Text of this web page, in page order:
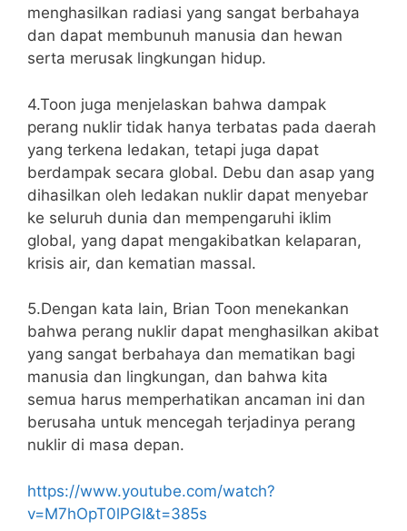
menghasilkan radiasi yang sangat berbahaya
dan dapat membunuh manusia dan hewan
serta merusak lingkungan hidup.
4.Toon juga menjelaskan bahwa dampak
perang nuklir tidak hanya terbatas pada daerah
yang terkena ledakan, tetapi juga dapat
berdampak secara global. Debu dan asap yang
dihasilkan oleh ledakan nuklir dapat menyebar
ke seluruh dunia dan mempengaruhi iklim
global, yang dapat mengakibatkan kelaparan,
krisis air, dan kematian massal.
5.Dengan kata lain, Brian Toon menekankan
bahwa perang nuklir dapat menghasilkan akibat
yang sangat berbahaya dan mematikan bagi
manusia dan lingkungan, dan bahwa kita
semua harus memperhatikan ancaman ini dan
berusaha untuk mencegah terjadinya perang
nuklir di masa depan.
https://www.youtube.com/watch?
v=M7hOpT0lPGI&t=385s